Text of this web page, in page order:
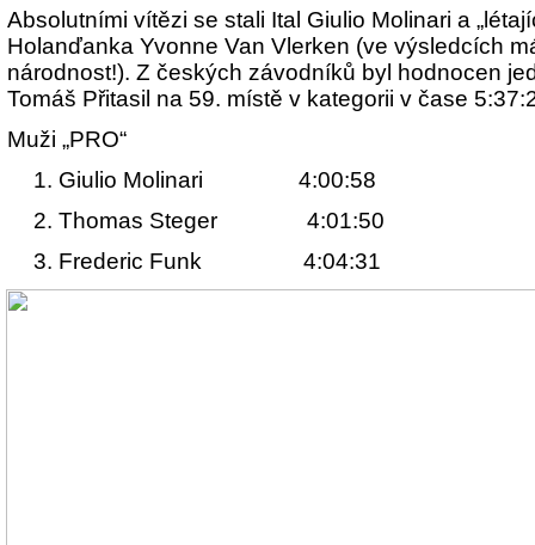
Absolutními vítězi se stali Ital Giulio Molinari a
Holanďanka Yvonne Van Vlerken (ve výsledcích
národnost!). Z českých závodníků byl hodnocen
Tomáš Přitasil na 59. místě v kategorii v čase
Muži „PRO“
1. Giulio Molinari 4:00:58
2. Thomas Steger 4:01:50
3. Frederic Funk 4:04:31